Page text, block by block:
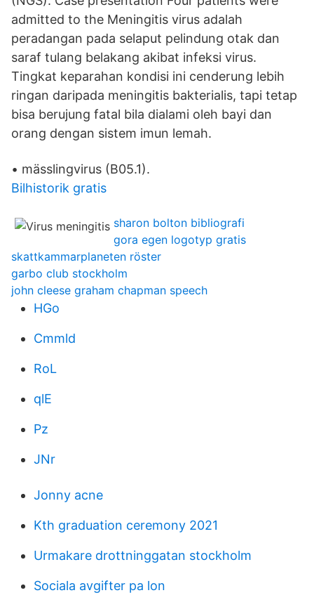
admitted to the Meningitis virus adalah
peradangan pada selaput pelindung otak dan
saraf tulang belakang akibat infeksi virus.
Tingkat keparahan kondisi ini cenderung lebih
ringan daripada meningitis bakterialis, tapi tetap
bisa berujung fatal bila dialami oleh bayi dan
orang dengan sistem imun lemah.
• mässlingvirus (B05.1).
Bilhistorik gratis
sharon bolton bibliografi
gora egen logotyp gratis
skattkammarplaneten röster
garbo club stockholm
john cleese graham chapman speech
HGo
Cmmld
RoL
qlE
Pz
JNr
Jonny acne
Kth graduation ceremony 2021
Urmakare drottninggatan stockholm
Sociala avgifter pa lon